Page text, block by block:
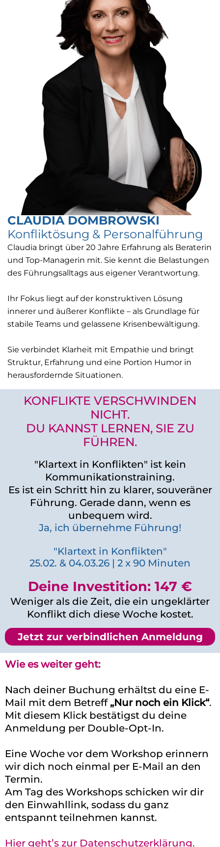
CLAUDIA DOMBROWSKI
Konfliktösung & Personalführung
Claudia bringt über 20 Jahre Erfahrung als Beraterin
und Top-Managerin mit. Sie kennt die Belastungen
des Führungsalltags aus eigener Verantwortung.
Ihr Fokus liegt auf der konstruktiven Lösung
innerer und äußerer Konflikte – als Grundlage für
stabile Teams und gelassene Krisenbewältigung.
Sie verbindet Klarheit mit Empathie und bringt
Struktur, Erfahrung und eine Portion Humor in
herausfordernde Situationen.
KONFLIKTE VERSCHWINDEN
NICHT.
DU KANNST LERNEN, SIE ZU
FÜHREN.
"Klartext in Konflikten" ist kein
Kommunikationstraining.
Es ist ein Schritt hin zu klarer, souveräner
Führung. Gerade dann, wenn es
unbequem wird.
Ja, ich übernehme Führung!
"Klartext in Konflikten"
25.02. & 04.03.26 | 2 x 90 Minuten
Deine Investition: 147 €
Weniger als die Zeit, die ein ungeklärter
Konflikt dich diese Woche kostet.
Jetzt zur verbindlichen Anmeldung
Wie es weiter geht:
Nach deiner Buchung erhältst du eine E-
Mail mit dem Betreff „Nur noch ein Klick“.
Mit diesem Klick bestätigst du deine
Anmeldung per Double-Opt-In.
Eine Woche vor dem Workshop erinnern
wir dich noch einmal per E-Mail an den
Termin.
Am Tag des Workshops schicken wir dir
den Einwahllink, sodass du ganz
entspannt teilnehmen kannst.
Hier geht’s zur Datenschutzerklärung.